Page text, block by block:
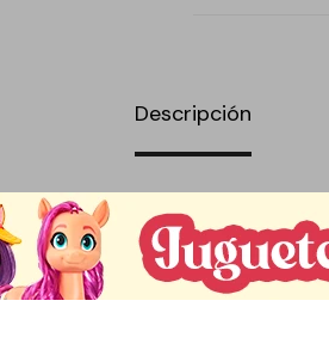
Descripción
moderno y minimalista, fabricada en
lo que permite ajustar la luz de forma
una solución funcional para cargar